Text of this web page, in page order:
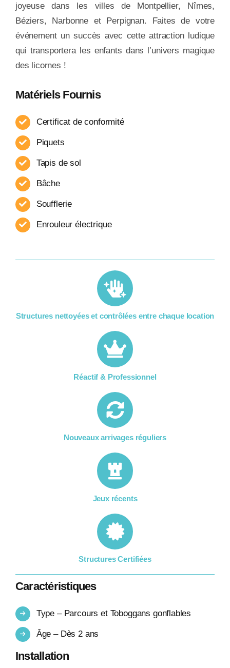
joyeuse dans les villes de Montpellier, Nîmes,
Béziers, Narbonne et Perpignan. Faites de votre
événement un succès avec cette attraction ludique
qui transportera les enfants dans l’univers magique
des licornes !
Matériels Fournis
Certificat de conformité
Piquets
Tapis de sol
Bâche
Soufflerie
Enrouleur​ électrique
Structures nettoyées et contrôlées entre chaque location​
Réactif & Professionnel
Nouveaux arrivages réguliers
Jeux récents
Structures Certifiées
Caractéristiques
Type – Parcours et Toboggans gonflables
Âge – Dès 2 ans
Installation